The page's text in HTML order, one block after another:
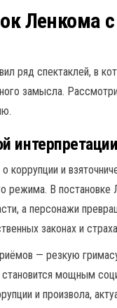
Ленкома
ряд спектаклей, в
замысла.
интерпретации
коррупции и
режима. В
а персонажи
законах и
— резкую
мощным
и произвола,